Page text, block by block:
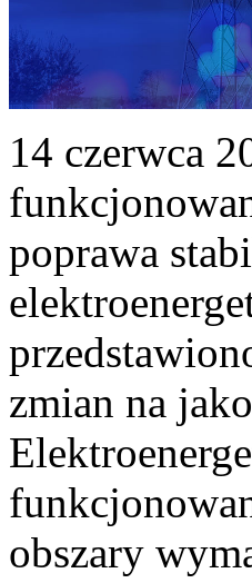
14 czerwca
poprawa
zmian na
obszary